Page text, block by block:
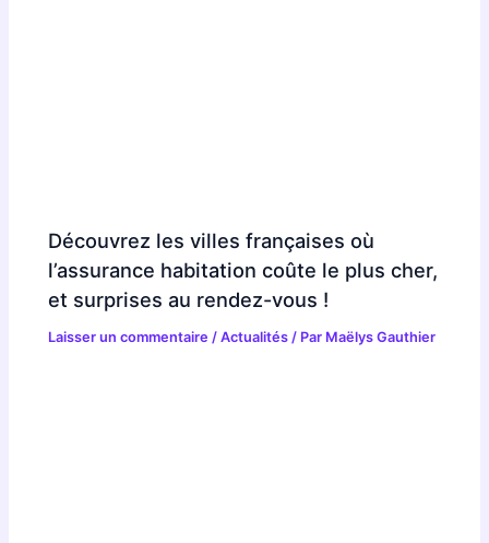
Découvrez les villes françaises où
l’assurance habitation coûte le plus cher,
et surprises au rendez-vous !
Laisser un commentaire /Actualités / Par Maëlys Gauthier